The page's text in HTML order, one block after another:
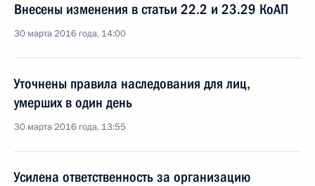
Внесены изменения в статьи 22.2 и 23.29 КоАП
30 марта 2016 года, 14:00
Уточнены правила наследования для лиц,
умерших в один день
30 марта 2016 года, 13:55
Усилена ответственность за организацию